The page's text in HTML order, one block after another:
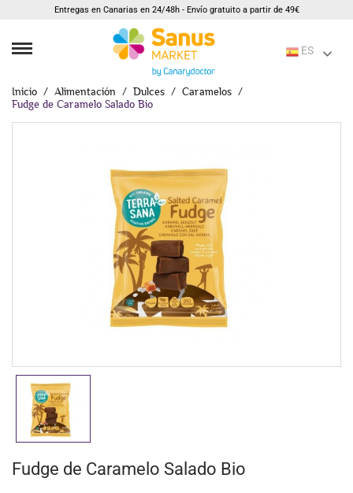
Entregas en Canarias en 24/48h - Envío gratuito a partir de 49€
ES
Inicio Alimentación Dulces
Caramelos
Fudge de Caramelo Salado Bio
Fudge de Caramelo Salado Bio